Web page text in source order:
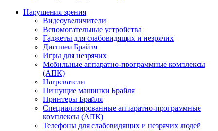
Нарушения зрения
Видеоувеличители
Вспомогательные устройства
Гаджеты для слабовидящих и незрячих
Дисплеи Брайля
Игры для незрячих
Мобильные аппаратно-программные комплексы
(АПК)
Нагреватели
Пишущие машинки Брайля
Принтеры Брайля
Специализированные аппаратно-программные
комплексы (АПК)
Телефоны для слабовидящих и незрячих людей